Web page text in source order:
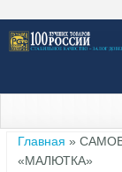
Вы здесь
Главная »
«МАЛЮТКА»